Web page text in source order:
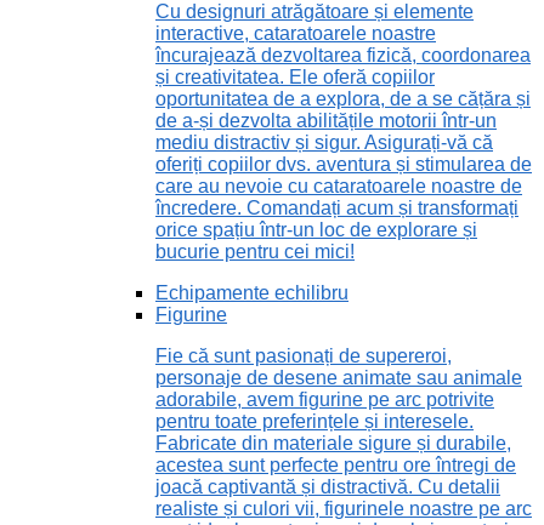
Cu designuri atrăgătoare și elemente
interactive, cataratoarele noastre
încurajează dezvoltarea fizică, coordonarea
și creativitatea. Ele oferă copiilor
oportunitatea de a explora, de a se cățăra și
de a-și dezvolta abilitățile motorii într-un
mediu distractiv și sigur. Asigurați-vă că
oferiți copiilor dvs. aventura și stimularea de
care au nevoie cu cataratoarele noastre de
încredere. Comandați acum și transformați
orice spațiu într-un loc de explorare și
bucurie pentru cei mici!
Echipamente echilibru
Figurine
Fie că sunt pasionați de supereroi,
personaje de desene animate sau animale
adorabile, avem figurine pe arc potrivite
pentru toate preferințele și interesele.
Fabricate din materiale sigure și durabile,
acestea sunt perfecte pentru ore întregi de
joacă captivantă și distractivă. Cu detalii
realiste și culori vii, figurinele noastre pe arc